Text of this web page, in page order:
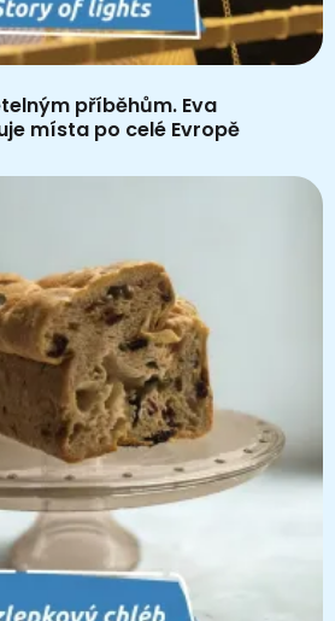
příběhům. Eva
místa po celé Evropě